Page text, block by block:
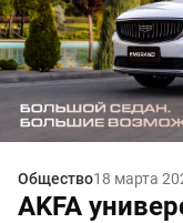
Общество18 марта
AKFA